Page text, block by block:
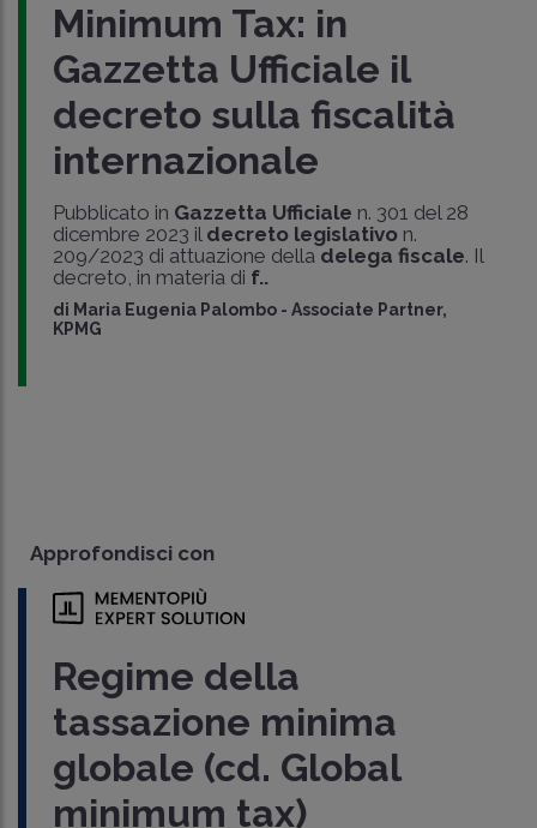
Minimum Tax: in
Gazzetta Ufficiale il
decreto sulla fiscalità
internazionale
Pubblicato in Gazzetta Ufficiale n. 301 del 28
dicembre 2023 il decreto legislativon.
209/2023 di attuazione della delega fiscale. Il
decreto, in materia di f..
di Maria Eugenia Palombo - Associate Partner,
KPMG
Approfondisci con
Regime della
tassazione minima
globale (cd. Global
minimum tax)